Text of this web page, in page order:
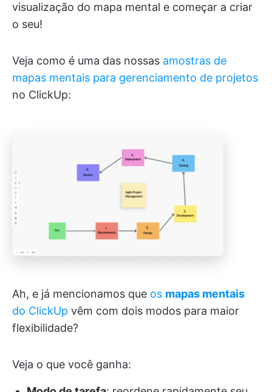
visualização do mapa mental e começar a criar
o seu!
Veja como é uma das nossas amostras de
mapas mentais para gerenciamento de projetos
no ClickUp:
Ah, e já mencionamos que os mapas mentais
do ClickUp vêm com dois modos para maior
flexibilidade?
Veja o que você ganha: